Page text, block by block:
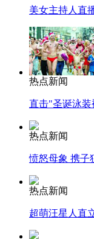
美女主持人直
热点新闻
直击"圣诞泳装
热点新闻
愤怒母象 携子
热点新闻
超萌汪星人直